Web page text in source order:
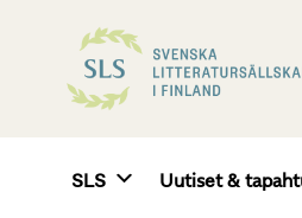
SLS Uutiset &